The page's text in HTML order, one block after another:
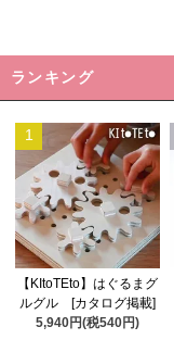
ランキング
1
【KItoTEto】はぐるまグ
ルグル [カタログ掲載]
5,940円(税540円)